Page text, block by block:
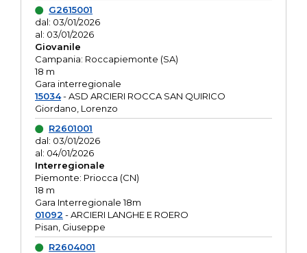
G2615001
dal: 03/01/2026
al: 03/01/2026
Giovanile
Campania: Roccapiemonte (SA)
18 m
Gara interregionale
15034- ASD ARCIERI ROCCA SAN QUIRICO
Giordano, Lorenzo
R2601001
dal: 03/01/2026
al: 04/01/2026
Interregionale
Piemonte: Priocca (CN)
18 m
Gara Interregionale 18m
01092 - ARCIERI LANGHE E ROERO
Pisan, Giuseppe
R2604001